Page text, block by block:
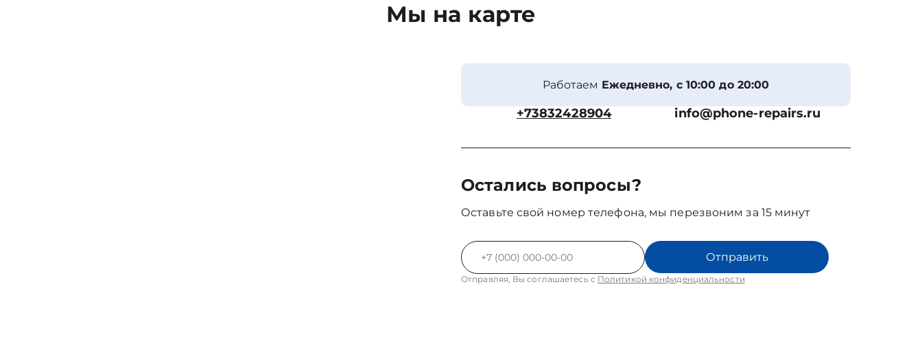
Мы на карте
Работаем Ежедневно, с 10:00 до 20:00
+73832428904 info@phone-repairs.ru
Остались вопросы?
Оставьте свой номер телефона, мы перезвоним за 15 минут
Отправить
Отправляя, Вы соглашаетесь с Политикой конфиденциальности